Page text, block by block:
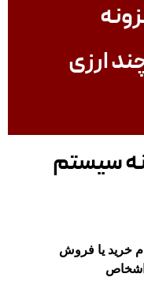
ارزی
سیستم
خرید یا فروش
اشخاص